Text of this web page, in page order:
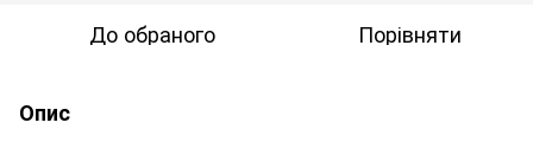
До обраного Порівняти
Опис